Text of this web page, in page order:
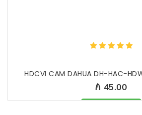
HDCVI CAM DAHUA DH-HAC-
₼ 45.00
Məhsul mövcüddur